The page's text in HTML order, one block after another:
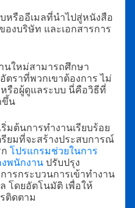
หรืออีเมลที่นำไปสู่หนังสือ
งบริษัท และเอกสารการ
นใหม่สามารถศึกษา
ตราที่พวกเขาต้องการ ไม่
รือผู้ดูแลระบบ นี่คือวิธีที่
ขึ้น
มต้นการทำงานเรียบร้อย
รียมที่จะสร้างประสบการณ์
โปรแกรมช่วยในการ
พนักงานปรับปรุง
รกระบวนการเข้าทำงาน
โดยอัตโนมัติ เพื่อให้
ติดตาม